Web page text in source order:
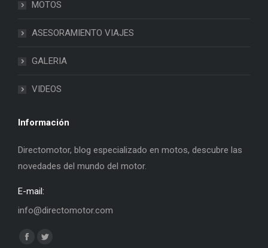
MOTOS
ASESORAMIENTO VIAJES
GALERIA
VIDEOS
Información
Directomotor, blog especializado en motos, descubre las
novedades del mundo del motor.
E-mail:
info@directomotor.com
Find us on:
Facebook
Twitter